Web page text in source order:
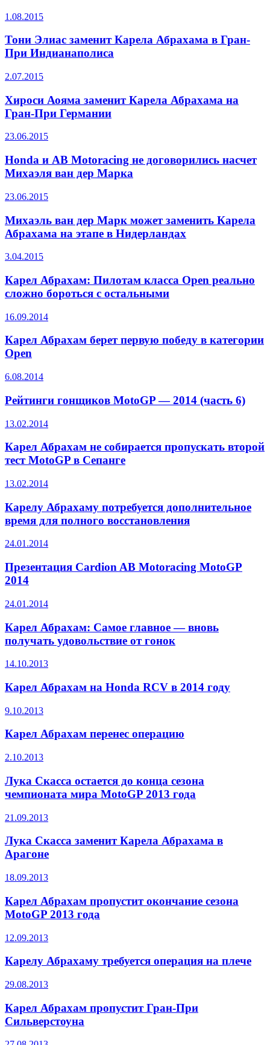
1.08.2015
Тони Элиас заменит Карела Абрахама в Гран-
При Индианаполиса
2.07.2015
Хироси Аояма заменит Карела Абрахама на
Гран-При Германии
23.06.2015
Honda и AB Motoracing не договорились насчет
Михаэля ван дер Марка
23.06.2015
Михаэль ван дер Марк может заменить Карела
Абрахама на этапе в Нидерландах
3.04.2015
Карел Абрахам: Пилотам класса Open реально
сложно бороться с остальными
16.09.2014
Карел Абрахам берет первую победу в категории
Open
6.08.2014
Рейтинги гонщиков MotoGP — 2014 (часть 6)
13.02.2014
Карел Абрахам не собирается пропускать второй
тест MotoGP в Сепанге
13.02.2014
Карелу Абрахаму потребуется дополнительное
время для полного восстановления
24.01.2014
Презентация Cardion AB Motoracing MotoGP
2014
24.01.2014
Карел Абрахам: Самое главное — вновь
получать удовольствие от гонок
14.10.2013
Карел Абрахам на Honda RCV в 2014 году
9.10.2013
Карел Абрахам перенес операцию
2.10.2013
Лука Скасса остается до конца сезона
чемпионата мира MotoGP 2013 года
21.09.2013
Лука Скасса заменит Карела Абрахама в
Арагоне
18.09.2013
Карел Абрахам пропустит окончание сезона
MotoGP 2013 года
12.09.2013
Карелу Абрахаму требуется операция на плече
29.08.2013
Карел Абрахам пропустит Гран-При
Сильверстоуна